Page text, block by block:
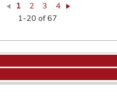
1 2 3
4
1-20 of 67